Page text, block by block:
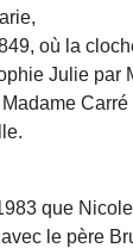
où la
Julie par
Carré
que
le père